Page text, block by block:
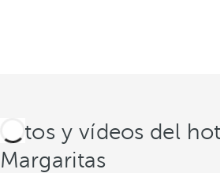
Fotos y vídeos del
Margaritas